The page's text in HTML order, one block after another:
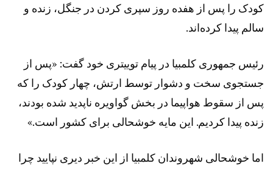
کودک را پس از هفده روز سپری کردن در جنگل، زنده و
سالم پیدا کرده‌اند.
رئیس جمهوری کلمبیا در پیام توییتری خود گفت: «پس از
جستجوی سخت و دشوار توسط ارتش، چهار کودک را که
پس از سقوط هواپیما در بخش گواویره ناپدید شده بودند،
زنده پیدا کردیم. این مایه خوشحالی برای کشور است.»
اما خوشحالی شهروندان کلمبیا از این خبر دیری نپایید چرا